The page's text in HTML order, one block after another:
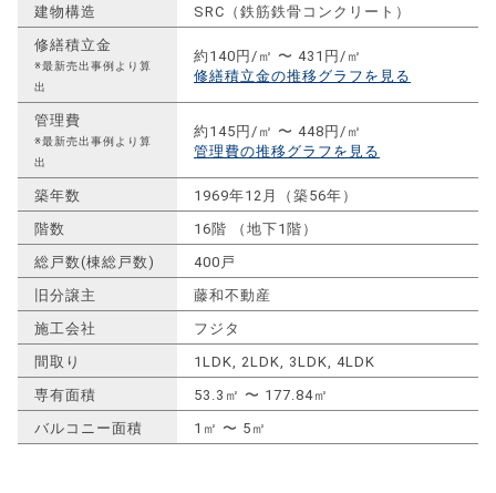
建物構造
SRC（鉄筋鉄骨コンクリート）
修繕積立金
※最新売出事例より算
出
約140円/㎡ 〜 431円/㎡
修繕積立金の推移グラフを見る
管理費
※最新売出事例より算
出
約145円/㎡ 〜 448円/㎡
管理費の推移グラフを見る
築年数
1969年12月（築56年）
階数
16階 （地下1階）
総戸数(棟総戸数)
400戸
旧分譲主
藤和不動産
施工会社
フジタ
間取り
1LDK, 2LDK, 3LDK, 4LDK
専有面積
53.3㎡ 〜 177.84㎡
バルコニー面積
1㎡ 〜 5㎡